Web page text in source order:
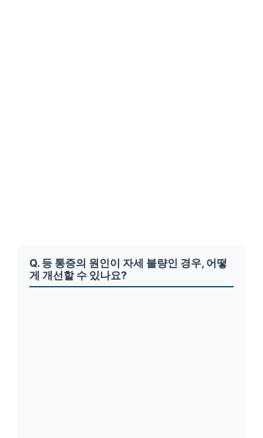
Q. 등 통증의 원인이 자세 불량인 경우, 어떻
게 개선할 수 있나요?